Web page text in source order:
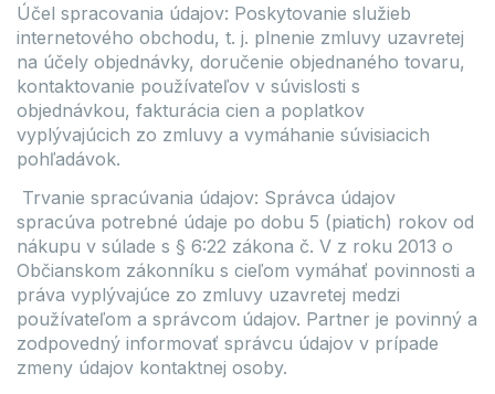
Účel spracovania údajov: Poskytovanie služieb
internetového obchodu, t. j. plnenie zmluvy uzavretej
na účely objednávky, doručenie objednaného tovaru,
kontaktovanie používateľov v súvislosti s
objednávkou, fakturácia cien a poplatkov
vyplývajúcich zo zmluvy a vymáhanie súvisiacich
pohľadávok.
Trvanie spracúvania údajov: Správca údajov
spracúva potrebné údaje po dobu 5 (piatich) rokov od
nákupu v súlade s § 6:22 zákona č. V z roku 2013 o
Občianskom zákonníku s cieľom vymáhať povinnosti a
práva vyplývajúce zo zmluvy uzavretej medzi
používateľom a správcom údajov. Partner je povinný a
zodpovedný informovať správcu údajov v prípade
zmeny údajov kontaktnej osoby.